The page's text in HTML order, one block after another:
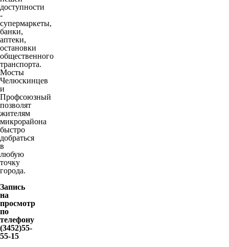
доступности
-
супермаркеты,
банки,
аптеки,
остановки
общественного
транспорта.
Мосты
Челюскинцев
и
Профсоюзный
позволят
жителям
микрорайона
быстро
добраться
в
любую
точку
города.
Запись
на
просмотр
по
телефону
(3452)55-
55-15